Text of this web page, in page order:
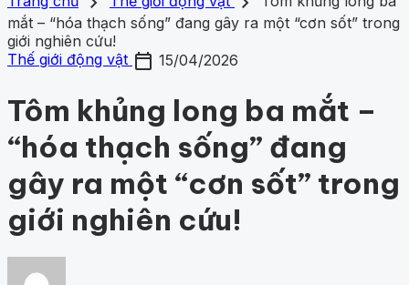
Chủ đề
Khám phá khoa học
Sức khỏe 201 Thế giới động vật 153
Gợi ý danh mục
Khám phá khoa học
động vật1001 bí ẩnCông nghệ
mắt – “hóa thạch sống” đang gây ra một “cơn sốt” trong
giới nghiên cứu!
Thế giới động vật calendar_today 15/04/2026
Tôm khủng long ba mắt –
“hóa thạch sống” đang
gây ra một “cơn sốt” trong
giới nghiên cứu!